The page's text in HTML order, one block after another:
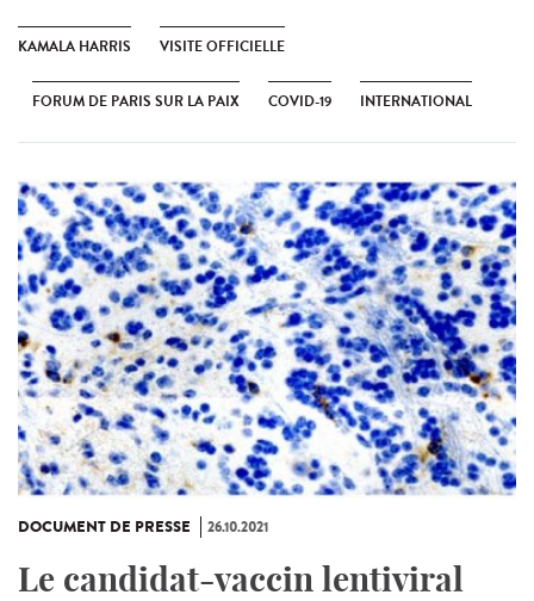
KAMALA HARRIS VISITE OFFICIELLE
FORUM DE PARIS SUR LA PAIX COVID-19 INTERNATIONAL
DOCUMENT DE PRESSE 26.10.2021
Le candidat-vaccin lentiviral